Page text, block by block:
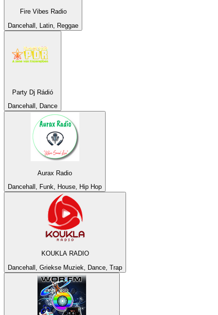
Fire Vibes Radio
Dancehall, Latin, Reggae
Party Dj Rádió
Dancehall, Dance
Aurax Radio
Dancehall, Funk, House, Hip Hop
KOUKLA RADIO
Dancehall, Griekse Muziek, Dance, Trap